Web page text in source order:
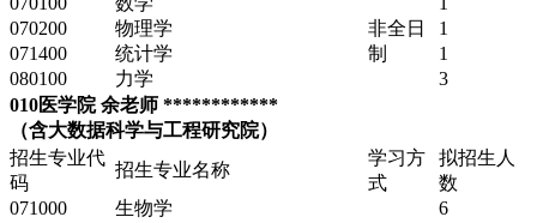
非全日
制
070200
物理学
1
071400
统计学
1
080100
力学
3
010医学院 余老师 ************
（含大数据科学与工程研究院）
招生专业代
码
招生专业名称
学习方
式
拟招生人
数
071000
生物学
6